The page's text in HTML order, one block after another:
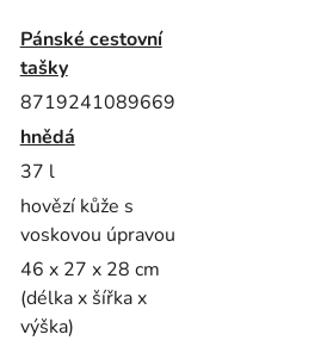
Pánské cestovní
tašky
8719241089669
hnědá
37 l
hovězí kůže s
voskovou úpravou
46 x 27 x 28 cm
(délka x šířka x
výška)